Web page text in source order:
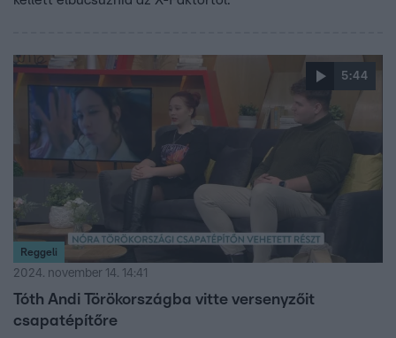
5:44
Reggeli
2024. november 14. 14:41
Tóth Andi Törökországba vitte versenyzőit
csapatépítőre